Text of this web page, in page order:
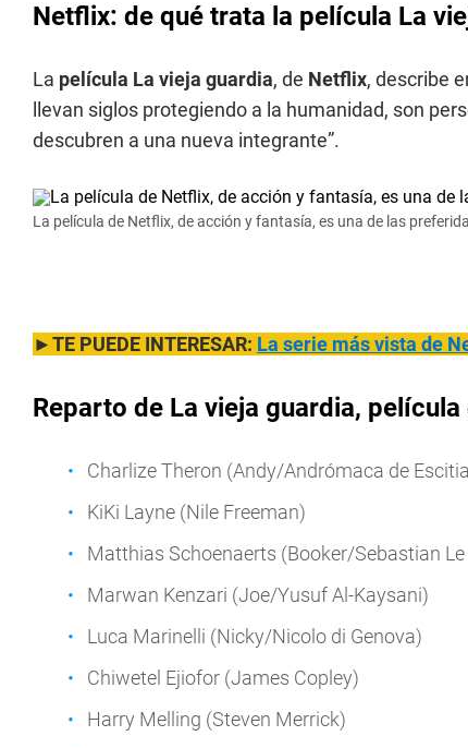
Netflix: de qué trata la película La
La película La vieja guardia, de Netflix, describe
llevan siglos protegiendo a la humanidad, son
descubren a una nueva integrante”.
La película de Netflix, de acción y fantasía, es una de las
►TE PUEDE INTERESAR: La serie más vista de
Reparto de La vieja guardia,
Charlize Theron (Andy/Andrómaca de
KiKi Layne (Nile Freeman)
Matthias Schoenaerts (Booker/Sebastian Le
Marwan Kenzari (Joe/Yusuf Al-Kaysani)
Luca Marinelli (Nicky/Nicolo di Genova)
Chiwetel Ejiofor (James Copley)
Harry Melling (Steven Merrick)